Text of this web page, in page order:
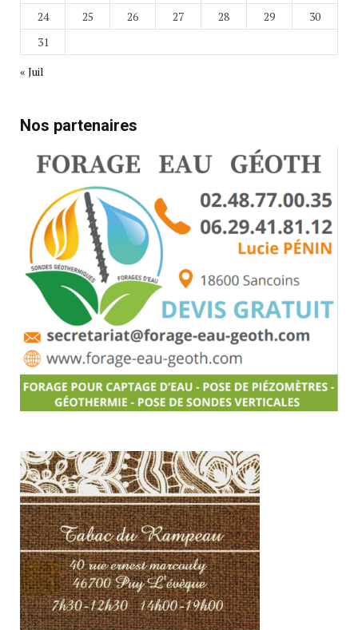
24
25 26 27 28 29
30
31
« Juil
Nos partenaires